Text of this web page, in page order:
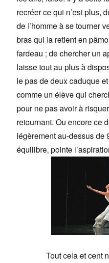
recréer ce qui n’est plus,
de l’homme à se tourner
bras qui la retient en
fardeau ; de chercher un
laisse tout au plus à
le pas de deux caduque
comme un élève qui
pour ne pas avoir à
retournant. Ou encore ce
légèrement au-dessus de
équilibre, pointe
Tout cela et cent